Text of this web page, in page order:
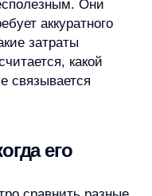
зависит
цели и других
ROI шире,
ориентир,